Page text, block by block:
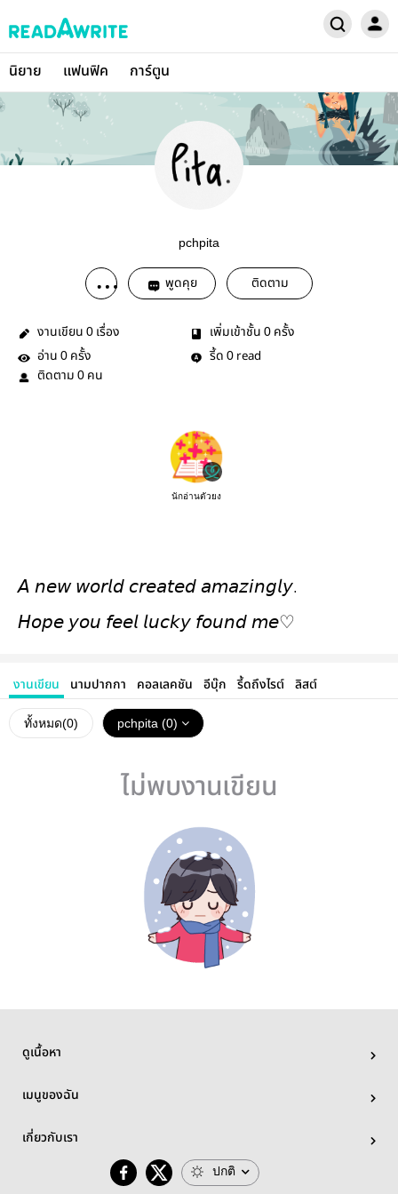
นิยาย แฟนฟิค การ์ตูน
pchpita
พูดคุย ติดตาม
งานเขียน 0 เรื่อง เพิ่มเข้าชั้น 0 ครั้ง
อ่าน 0 ครั้ง รี้ด 0 read
ติดตาม 0 คน
นักอ่านตัวยง
𝘈 𝘯𝘦𝘸 𝘸𝘰𝘳𝘭𝘥 𝘤𝘳𝘦𝘢𝘵𝘦𝘥 𝘢𝘮𝘢𝘻𝘪𝘯𝘨𝘭𝘺.
𝘏𝘰𝘱𝘦 𝘺𝘰𝘶 𝘧𝘦𝘦𝘭 𝘭𝘶𝘤𝘬𝘺 𝘧𝘰𝘶𝘯𝘥 𝘮𝘦♡
งานเขียน นามปากกา คอลเลคชัน อีบุ๊ก รี้ดถึงไรต์ ลิสต์
ทั้งหมด(0) pchpita (0)
ไม่พบงานเขียน
ดูเนื้อหา
เมนูของฉัน
เกี่ยวกับเรา
ปกติ